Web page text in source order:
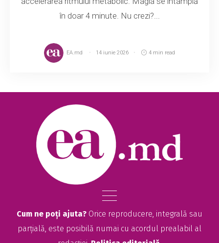
în doar 4 minute. Nu crezi?...
EA.md 14 iunie 2026 4 min read
Cum ne poți ajuta? Orice reproducere, integrală sau
parțială, este posibilă numai cu acordul prealabil al